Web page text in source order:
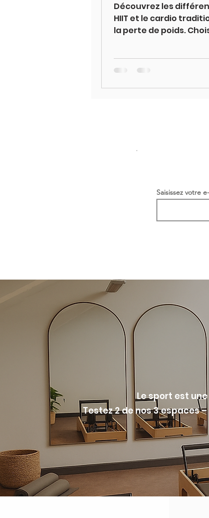
Découvrez les
HIIT et le cardio
la perte de poids.
Saisissez votre
Le sport est
Testez 2 de nos 3 espaces